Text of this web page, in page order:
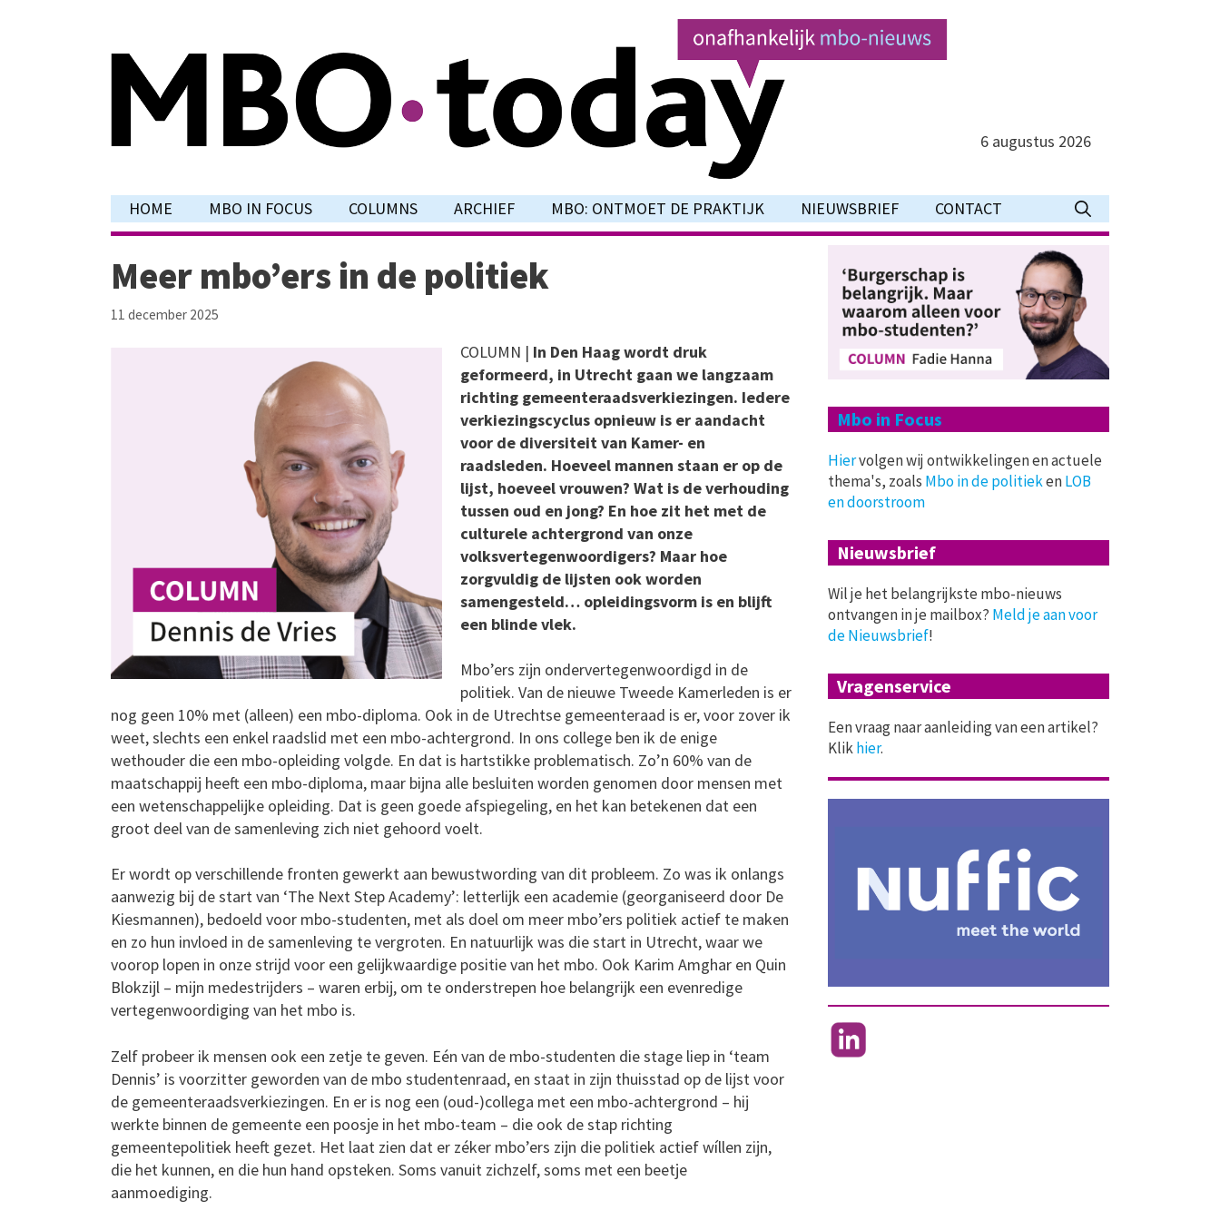
6 augustus 2026
HOME MBO IN FOCUS COLUMNS ARCHIEF MBO: ONTMOET DE PRAKTIJK NIEUWSBRIEF CONTACT
Meer mbo’ers in de politiek
11 december 2025
COLUMN | In Den Haag wordt druk
geformeerd, in Utrecht gaan we langzaam
richting gemeenteraadsverkiezingen. Iedere
verkiezingscyclus opnieuw is er aandacht
voor de diversiteit van Kamer- en
raadsleden. Hoeveel mannen staan er op de
lijst, hoeveel vrouwen? Wat is de verhouding
tussen oud en jong? En hoe zit het met de
culturele achtergrond van onze
volksvertegenwoordigers? Maar hoe
zorgvuldig de lijsten ook worden
samengesteld… opleidingsvorm is en blijft
een blinde vlek.
Mbo’ers zijn ondervertegenwoordigd in de
politiek. Van de nieuwe Tweede Kamerleden is er
nog geen 10% met (alleen) een mbo-diploma. Ook in de Utrechtse gemeenteraad is er, voor zover ik
weet, slechts een enkel raadslid met een mbo-achtergrond. In ons college ben ik de enige
wethouder die een mbo-opleiding volgde. En dat is hartstikke problematisch. Zo’n 60% van de
maatschappij heeft een mbo-diploma, maar bijna alle besluiten worden genomen door mensen met
een wetenschappelijke opleiding. Dat is geen goede afspiegeling, en het kan betekenen dat een
groot deel van de samenleving zich niet gehoord voelt.
Er wordt op verschillende fronten gewerkt aan bewustwording van dit probleem. Zo was ik onlangs
aanwezig bij de start van ‘The Next Step Academy’: letterlijk een academie (georganiseerd door De
Kiesmannen), bedoeld voor mbo-studenten, met als doel om meer mbo’ers politiek actief te maken
en zo hun invloed in de samenleving te vergroten. En natuurlijk was die start in Utrecht, waar we
voorop lopen in onze strijd voor een gelijkwaardige positie van het mbo. Ook Karim Amghar en Quin
Blokzijl – mijn medestrijders – waren erbij, om te onderstrepen hoe belangrijk een evenredige
vertegenwoordiging van het mbo is.
Zelf probeer ik mensen ook een zetje te geven. Eén van de mbo-studenten die stage liep in ‘team
Dennis’ is voorzitter geworden van de mbo studentenraad, en staat in zijn thuisstad op de lijst voor
de gemeenteraadsverkiezingen. En er is nog een (oud-)collega met een mbo-achtergrond – hij
werkte binnen de gemeente een poosje in het mbo-team – die ook de stap richting
gemeentepolitiek heeft gezet. Het laat zien dat er zéker mbo’ers zijn die politiek actief wíllen zijn,
die het kunnen, en die hun hand opsteken. Soms vanuit zichzelf, soms met een beetje
aanmoediging.
Mbo in Focus
Hiervolgen wij ontwikkelingen en actuele
thema's, zoals Mbo in de politiekenLOB
en doorstroom
Nieuwsbrief
Wil je het belangrijkste mbo-nieuws
ontvangen in je mailbox? Meld je aan voor
de Nieuwsbrief!
Vragenservice
Een vraag naar aanleiding van een artikel?
Klikhier.